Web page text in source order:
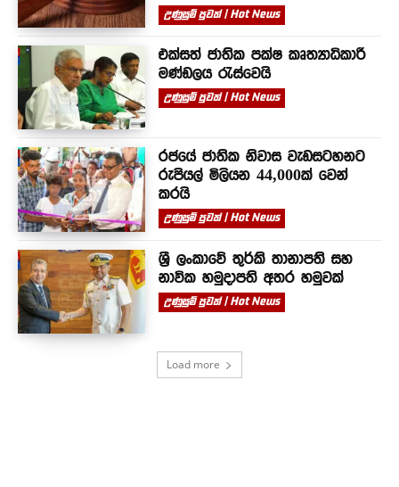
උණුසුම් පුවත් | Hot News
එක්සත් ජාතික පක්ෂ කෘත්‍යාධිකාරී
මණ්ඩලය රැස්වෙයි
උණුසුම් පුවත් | Hot News
රජයේ ජාතික නිවාස වැඩසටහනට
රුපියල් මිලියන 44,000ක් වෙන්
කරයි
උණුසුම් පුවත් | Hot News
ශ්‍රී ලංකාවේ තුර්කි තානාපති සහ
නාවික හමුදාපති අතර හමුවක්
උණුසුම් පුවත් | Hot News
Load more